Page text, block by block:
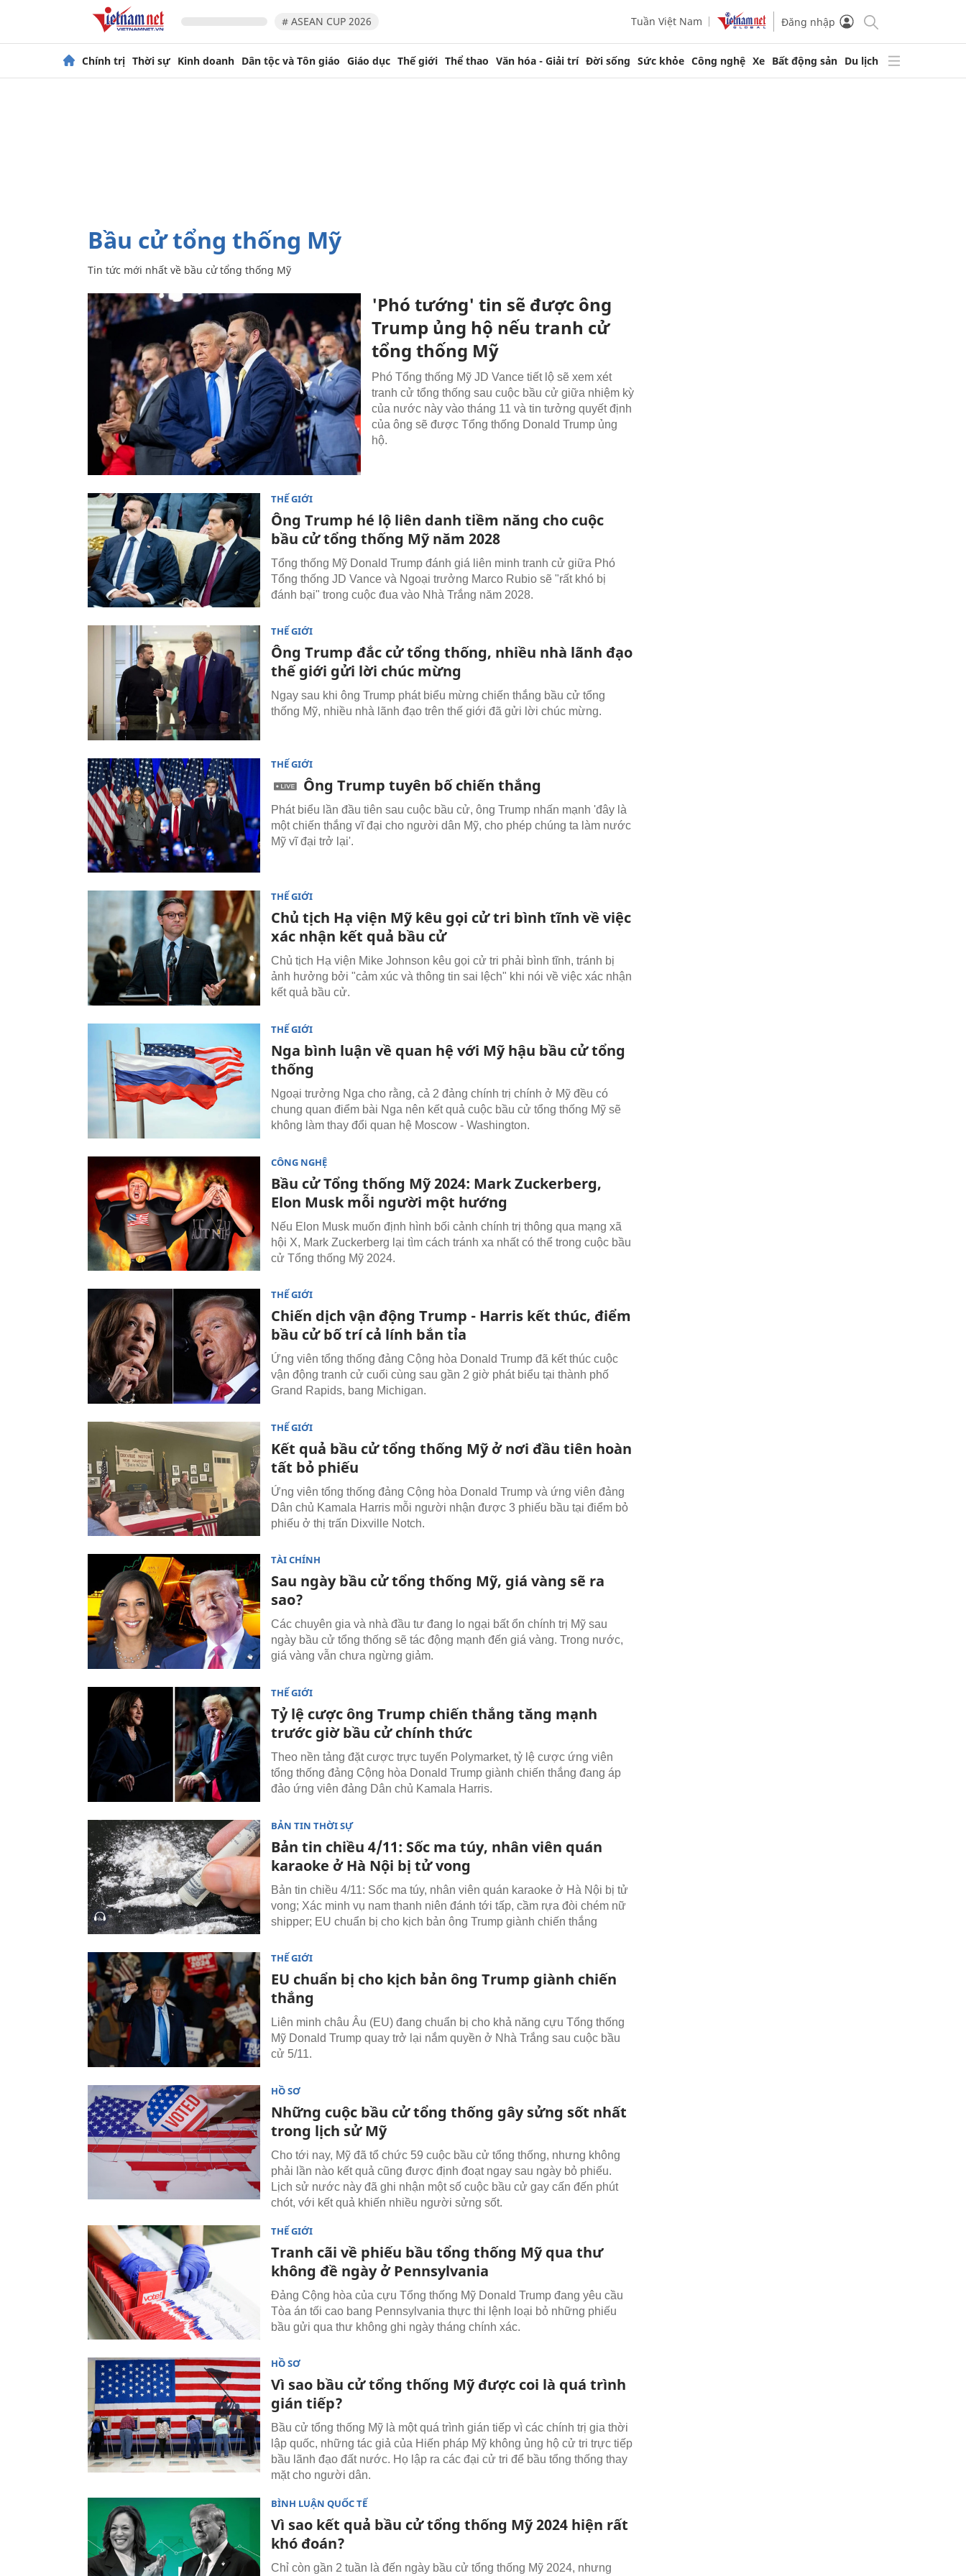
# ASEAN CUP 2026 Tuần Việt Nam Đăng nhập
Chính trị Thời sự Kinh doanh Dân tộc và Tôn giáo Giáo dục Thế giới Thể thao Văn hóa - Giải trí Đời sống Sức khỏe Công nghệ Xe Bất động sản Du lịch
bầu cử tổng thống Mỹ
Tin tức mới nhất về bầu cử tổng thống Mỹ
'Phó tướng' tin sẽ được ông
Trump ủng hộ nếu tranh cử
tổng thống Mỹ
Phó Tổng thống Mỹ JD Vance tiết lộ sẽ xem xét
tranh cử tổng thống sau cuộc bầu cử giữa nhiệm kỳ
của nước này vào tháng 11 và tin tưởng quyết định
của ông sẽ được Tổng thống Donald Trump ủng
hộ.
THẾ GIỚI
Ông Trump hé lộ liên danh tiềm năng cho cuộc
bầu cử tổng thống Mỹ năm 2028
Tổng thống Mỹ Donald Trump đánh giá liên minh tranh cử giữa Phó
Tổng thống JD Vance và Ngoại trưởng Marco Rubio sẽ "rất khó bị
đánh bại" trong cuộc đua vào Nhà Trắng năm 2028.
THẾ GIỚI
Ông Trump đắc cử tổng thống, nhiều nhà lãnh đạo
thế giới gửi lời chúc mừng
Ngay sau khi ông Trump phát biểu mừng chiến thắng bầu cử tổng
thống Mỹ, nhiều nhà lãnh đạo trên thế giới đã gửi lời chúc mừng.
THẾ GIỚI
Ông Trump tuyên bố chiến thắng
Phát biểu lần đầu tiên sau cuộc bầu cử, ông Trump nhấn mạnh 'đây là
một chiến thắng vĩ đại cho người dân Mỹ, cho phép chúng ta làm nước
Mỹ vĩ đại trở lại'.
THẾ GIỚI
Chủ tịch Hạ viện Mỹ kêu gọi cử tri bình tĩnh về việc
xác nhận kết quả bầu cử
Chủ tịch Hạ viện Mike Johnson kêu gọi cử tri phải bình tĩnh, tránh bị
ảnh hưởng bởi "cảm xúc và thông tin sai lệch" khi nói về việc xác nhận
kết quả bầu cử.
THẾ GIỚI
Nga bình luận về quan hệ với Mỹ hậu bầu cử tổng
thống
Ngoại trưởng Nga cho rằng, cả 2 đảng chính trị chính ở Mỹ đều có
chung quan điểm bài Nga nên kết quả cuộc bầu cử tổng thống Mỹ sẽ
không làm thay đổi quan hệ Moscow - Washington.
CÔNG NGHỆ
Bầu cử Tổng thống Mỹ 2024: Mark Zuckerberg,
Elon Musk mỗi người một hướng
Nếu Elon Musk muốn định hình bối cảnh chính trị thông qua mạng xã
hội X, Mark Zuckerberg lại tìm cách tránh xa nhất có thể trong cuộc bầu
cử Tổng thống Mỹ 2024.
THẾ GIỚI
Chiến dịch vận động Trump - Harris kết thúc, điểm
bầu cử bố trí cả lính bắn tỉa
Ứng viên tổng thống đảng Cộng hòa Donald Trump đã kết thúc cuộc
vận động tranh cử cuối cùng sau gần 2 giờ phát biểu tại thành phố
Grand Rapids, bang Michigan.
THẾ GIỚI
Kết quả bầu cử tổng thống Mỹ ở nơi đầu tiên hoàn
tất bỏ phiếu
Ứng viên tổng thống đảng Cộng hòa Donald Trump và ứng viên đảng
Dân chủ Kamala Harris mỗi người nhận được 3 phiếu bầu tại điểm bỏ
phiếu ở thị trấn Dixville Notch.
TÀI CHÍNH
Sau ngày bầu cử tổng thống Mỹ, giá vàng sẽ ra
sao?
Các chuyên gia và nhà đầu tư đang lo ngại bất ổn chính trị Mỹ sau
ngày bầu cử tổng thống sẽ tác động mạnh đến giá vàng. Trong nước,
giá vàng vẫn chưa ngừng giảm.
THẾ GIỚI
Tỷ lệ cược ông Trump chiến thắng tăng mạnh
trước giờ bầu cử chính thức
Theo nền tảng đặt cược trực tuyến Polymarket, tỷ lệ cược ứng viên
tổng thống đảng Cộng hòa Donald Trump giành chiến thắng đang áp
đảo ứng viên đảng Dân chủ Kamala Harris.
BẢN TIN THỜI SỰ
Bản tin chiều 4/11: Sốc ma túy, nhân viên quán
karaoke ở Hà Nội bị tử vong
Bản tin chiều 4/11: Sốc ma túy, nhân viên quán karaoke ở Hà Nội bị tử
vong; Xác minh vụ nam thanh niên đánh tới tấp, cầm rựa đòi chém nữ
shipper; EU chuẩn bị cho kịch bản ông Trump giành chiến thắng
THẾ GIỚI
EU chuẩn bị cho kịch bản ông Trump giành chiến
thắng
Liên minh châu Âu (EU) đang chuẩn bị cho khả năng cựu Tổng thống
Mỹ Donald Trump quay trở lại nắm quyền ở Nhà Trắng sau cuộc bầu
cử 5/11.
HỒ SƠ
Những cuộc bầu cử tổng thống gây sửng sốt nhất
trong lịch sử Mỹ
Cho tới nay, Mỹ đã tổ chức 59 cuộc bầu cử tổng thống, nhưng không
phải lần nào kết quả cũng được định đoạt ngay sau ngày bỏ phiếu.
Lịch sử nước này đã ghi nhận một số cuộc bầu cử gay cấn đến phút
chót, với kết quả khiến nhiều người sửng sốt.
THẾ GIỚI
Tranh cãi về phiếu bầu tổng thống Mỹ qua thư
không đề ngày ở Pennsylvania
Đảng Cộng hòa của cựu Tổng thống Mỹ Donald Trump đang yêu cầu
Tòa án tối cao bang Pennsylvania thực thi lệnh loại bỏ những phiếu
bầu gửi qua thư không ghi ngày tháng chính xác.
HỒ SƠ
Vì sao bầu cử tổng thống Mỹ được coi là quá trình
gián tiếp?
Bầu cử tổng thống Mỹ là một quá trình gián tiếp vì các chính trị gia thời
lập quốc, những tác giả của Hiến pháp Mỹ không ủng hộ cử tri trực tiếp
bầu lãnh đạo đất nước. Họ lập ra các đại cử tri để bầu tổng thống thay
mặt cho người dân.
BÌNH LUẬN QUỐC TẾ
Vì sao kết quả bầu cử tổng thống Mỹ 2024 hiện rất
khó đoán?
Chỉ còn gần 2 tuần là đến ngày bầu cử tổng thống Mỹ 2024, nhưng